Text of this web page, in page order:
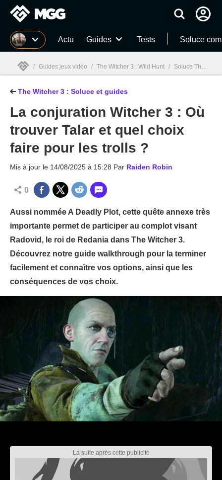
MGG Actu Guides Tests Soluce
MGG
/ Guides jeux vidéo / The Witcher 3 : Wild Hunt / Soluce The Witcher 3 : Quêtes, guides et astuces
The Witcher 3 : Soluce et guides
La conjuration Witcher 3 : Où
trouver Talar et quel choix
faire pour les trolls ?
Mis à jour le 14/08/2025 à 15:28 Par Raiden Robin
0
Aussi nommée A Deadly Plot, cette quête annexe très
importante permet de participer au complot visant
Radovid, le roi de Redania dans The Witcher 3.
Découvrez notre guide walkthrough pour la terminer
facilement et connaître vos options, ainsi que les
conséquences de vos choix.